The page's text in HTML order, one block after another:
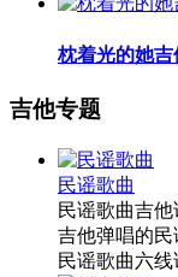
枕着光的她
吉他专题
民谣歌曲
民谣歌曲吉
吉他弹唱的
民谣歌曲六线